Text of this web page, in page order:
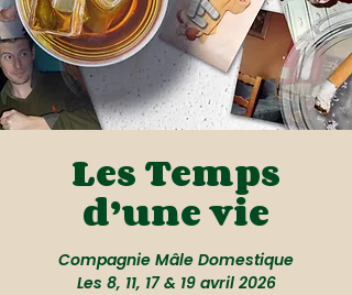
Les Temps
d’une vie
Compagnie Mâle Domestique
Les 8, 11, 17 & 19 avril 2026